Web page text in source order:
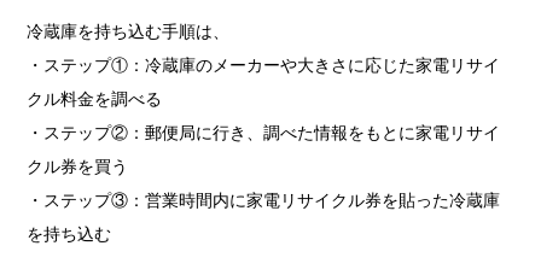
冷蔵庫を持ち込む手順は、
・ステップ①：冷蔵庫のメーカーや大きさに応じた家電リサイ
クル料金を調べる
・ステップ②：郵便局に行き、調べた情報をもとに家電リサイ
クル券を買う
・ステップ③：営業時間内に家電リサイクル券を貼った冷蔵庫
を持ち込む